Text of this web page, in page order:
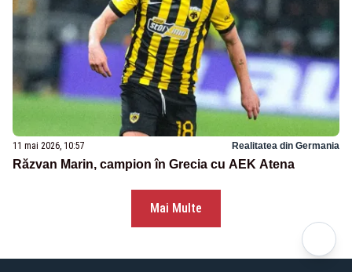
11 mai 2026, 10:57 Realitatea din Germania
Răzvan Marin, campion în Grecia cu AEK Atena
Mai Multe